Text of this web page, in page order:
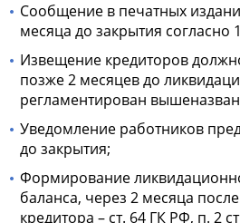
Сообщение в печатных
месяца до закрытия согласно
Извещение кредиторов
позже 2 месяцев до
регламентирован
Уведомление работников
до закрытия;
Формирование
баланса, через 2 месяца
кредитора – ст. 64 ГК РФ, п. 2